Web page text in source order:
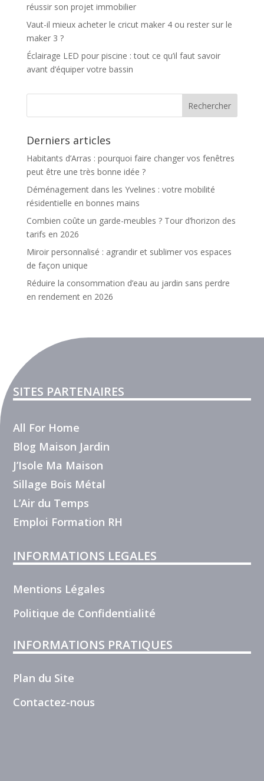
réussir son projet immobilier
Vaut-il mieux acheter le cricut maker 4 ou rester sur le
maker 3 ?
Éclairage LED pour piscine : tout ce qu’il faut savoir
avant d’équiper votre bassin
Derniers articles
Habitants d’Arras : pourquoi faire changer vos fenêtres
peut être une très bonne idée ?
Déménagement dans les Yvelines : votre mobilité
résidentielle en bonnes mains
Combien coûte un garde-meubles ? Tour d’horizon des
tarifs en 2026
Miroir personnalisé : agrandir et sublimer vos espaces
de façon unique
Réduire la consommation d’eau au jardin sans perdre
en rendement en 2026
SITES PARTENAIRES
All For Home
Blog Maison Jardin
J’Isole Ma Maison
Sillage Bois Métal
L’Air du Temps
Emploi Formation RH
INFORMATIONS LEGALES
Mentions Légales
Politique de Confidentialité
INFORMATIONS PRATIQUES
Plan du Site
Contactez-nous